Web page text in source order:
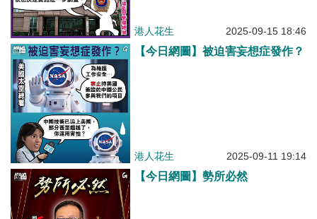
港人花生 2025-09-15 18:46
【今日網圖】被迫害妄想症發作？
港人花生 2025-09-11 19:14
【今日網圖】勢所必然